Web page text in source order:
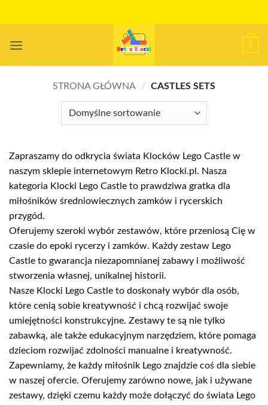
0
STRONA GŁÓWNA / CASTLES SETS
Zapraszamy do odkrycia świata Klocków Lego Castle w
naszym sklepie internetowym Retro Klocki.pl. Nasza
kategoria Klocki Lego Castle to prawdziwa gratka dla
miłośników średniowiecznych zamków i rycerskich
przygód.
Oferujemy szeroki wybór zestawów, które przeniosą Cię w
czasie do epoki rycerzy i zamków. Każdy zestaw Lego
Castle to gwarancja niezapomnianej zabawy i możliwość
stworzenia własnej, unikalnej historii.
Nasze Klocki Lego Castle to doskonały wybór dla osób,
które cenią sobie kreatywność i chcą rozwijać swoje
umiejętności konstrukcyjne. Zestawy te są nie tylko
zabawką, ale także edukacyjnym narzędziem, które pomaga
dzieciom rozwijać zdolności manualne i kreatywność.
Zapewniamy, że każdy miłośnik Lego znajdzie coś dla siebie
w naszej ofercie. Oferujemy zarówno nowe, jak i używane
zestawy, dzięki czemu każdy może dołączyć do świata Lego